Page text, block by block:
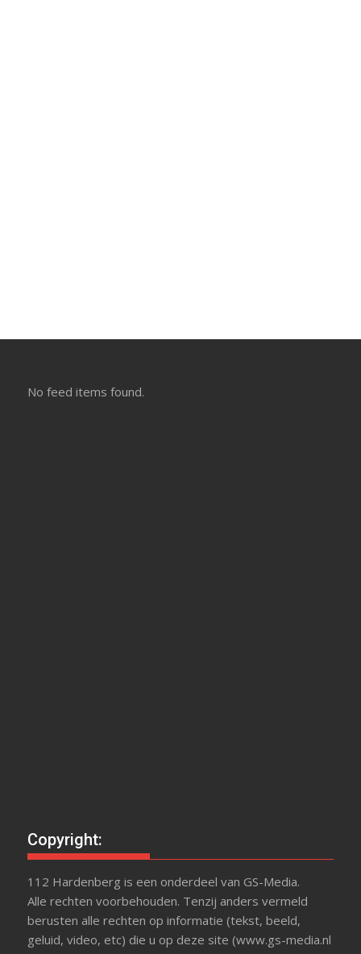
No feed items found.
Copyright:
112 Hardenberg is een onderdeel van GS-Media.
Alle rechten voorbehouden. Tenzij anders vermeld
berusten alle rechten op informatie (tekst, beeld,
geluid, video, etc) die u op deze site (www.gs-media.nl